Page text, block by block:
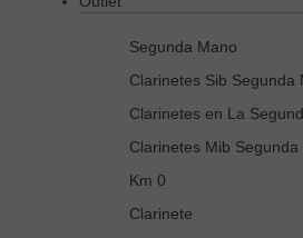
Segunda Mano
Clarinetes Sib Segunda
Clarinetes en La
Clarinetes Mib Segunda
Km 0
Clarinete